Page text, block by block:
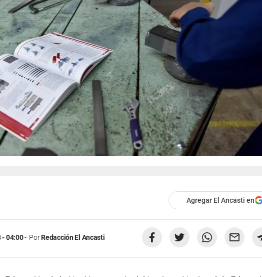
Agregar El Ancasti en
- 04:00 PorRedacción El Ancasti